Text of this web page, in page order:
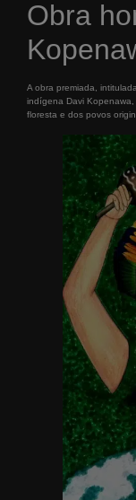
Obra
A obra premiada,
indígena Davi
floresta e dos povos